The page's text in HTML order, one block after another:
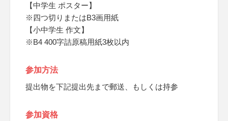
【中学生 ポスター】
※四つ切りまたはB3画用紙
【小中学生 作文】
※B4 400字詰原稿用紙3枚以内
参加方法
提出物を下記提出先まで郵送、もしくは持参
参加資格